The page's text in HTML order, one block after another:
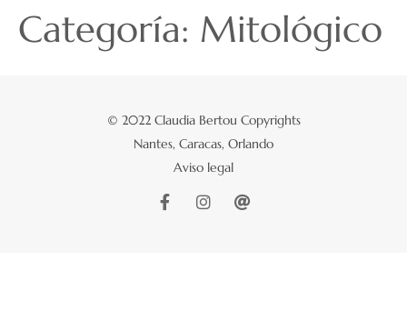
Categoría: Mitológico
© 2022 Claudia Bertou Copyrights
Nantes, Caracas, Orlando
Aviso legal